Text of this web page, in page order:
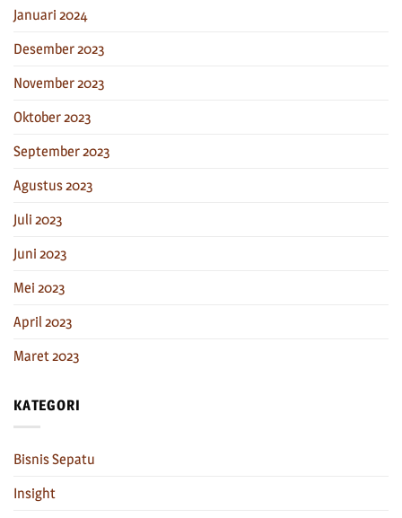
Januari 2024
Desember 2023
November 2023
Oktober 2023
September 2023
Agustus 2023
Juli 2023
Juni 2023
Mei 2023
April 2023
Maret 2023
KATEGORI
Bisnis Sepatu
Insight